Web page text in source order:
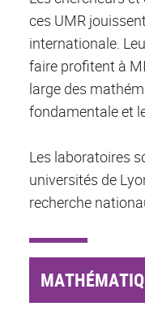
ces UMR
internationale.
faire profitent à
large des
fondamentale et
Les laboratoires
universités de
recherche